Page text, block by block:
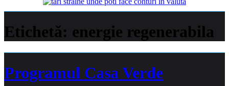
Etichetă: energie regenerabila
Programul Casa Verde